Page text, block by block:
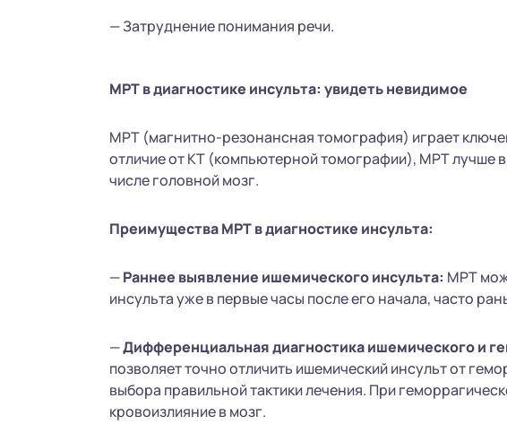
— Затруднение понимания речи.
МРТ в диагностике инсульта: увидеть невидимое
МРТ (магнитно-резонансная томография) играет
отличие от КТ (компьютерной томографии), МРТ лучше
числе головной мозг.
Преимущества МРТ в диагностике инсульта:
—Раннее выявление ишемического инсульта: МРТ
инсульта уже в первые часы после его начала, часто
—Дифференциальная диагностика ишемического и
позволяет точно отличить ишемический инсульт от
выбора правильной тактики лечения. При
кровоизлияние в мозг.